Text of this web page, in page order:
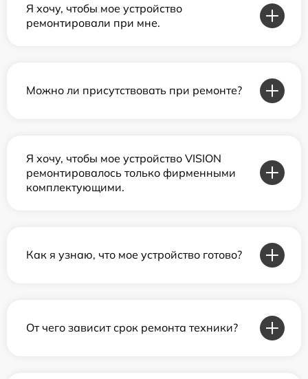
Я хочу, чтобы мое устройство
ремонтировали при мне.
Можно ли присутствовать при ремонте?
Я хочу, чтобы мое устройство VISION
ремонтировалось только фирменными
комплектующими.
Как я узнаю, что мое устройство готово?
От чего зависит срок ремонта техники?